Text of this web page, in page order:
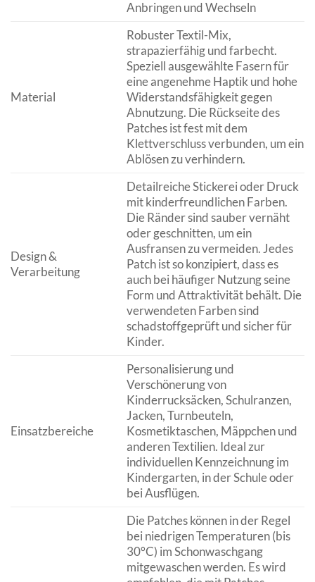
Anbringen und Wechseln
Material
Robuster Textil-Mix,
strapazierfähig und farbecht.
Speziell ausgewählte Fasern für
eine angenehme Haptik und hohe
Widerstandsfähigkeit gegen
Abnutzung. Die Rückseite des
Patches ist fest mit dem
Klettverschluss verbunden, um ein
Ablösen zu verhindern.
Design &
Verarbeitung
Detailreiche Stickerei oder Druck
mit kinderfreundlichen Farben.
Die Ränder sind sauber vernäht
oder geschnitten, um ein
Ausfransen zu vermeiden. Jedes
Patch ist so konzipiert, dass es
auch bei häufiger Nutzung seine
Form und Attraktivität behält. Die
verwendeten Farben sind
schadstoffgeprüft und sicher für
Kinder.
Einsatzbereiche
Personalisierung und
Verschönerung von
Kinderrucksäcken, Schulranzen,
Jacken, Turnbeuteln,
Kosmetiktaschen, Mäppchen und
anderen Textilien. Ideal zur
individuellen Kennzeichnung im
Kindergarten, in der Schule oder
bei Ausflügen.
Die Patches können in der Regel
bei niedrigen Temperaturen (bis
30°C) im Schonwaschgang
mitgewaschen werden. Es wird